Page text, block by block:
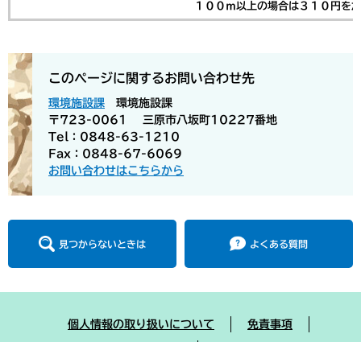
１００ｍ以上の場合は３１０円を加算し
このページに関するお問い合わせ先
環境施設課
環境施設課
〒723-0061
三原市八坂町10227番地
Tel：0848-63-1210
Fax：0848-67-6069
お問い合わせはこちらから
見つからないときは よくある質問
個人情報の取り扱いについて 免責事項